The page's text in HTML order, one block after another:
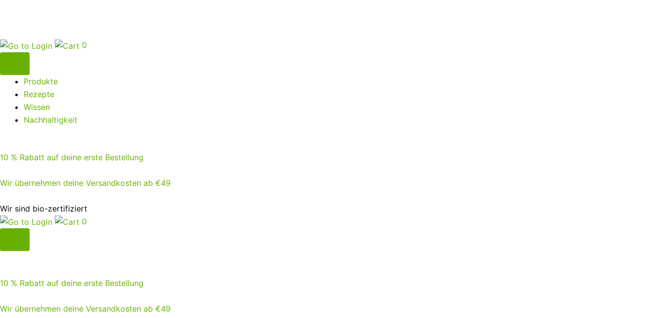
0
Produkte
Rezepte
Wissen
Nachhaltigkeit
10 % Rabatt auf deine erste Bestellung
Wir übernehmen deine Versandkosten ab €49
Wir sind bio-zertifiziert
0
10 % Rabatt auf deine erste Bestellung
Wir übernehmen deine Versandkosten ab €49